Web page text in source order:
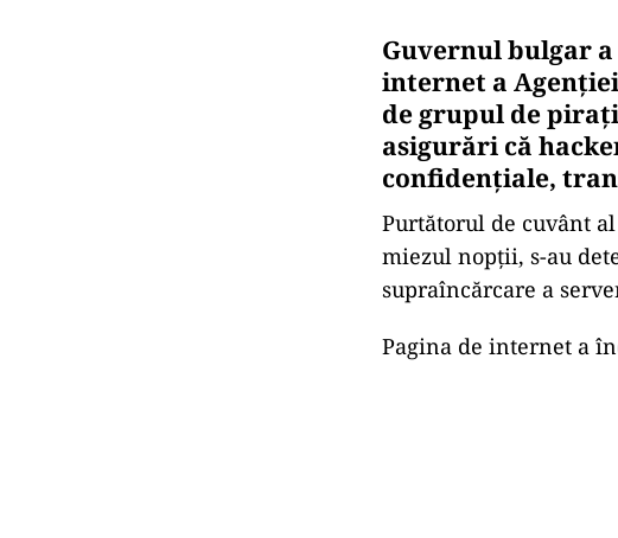
Guvernul bulgar
internet a
de grupul de
asigurări că
confidenţiale,
Purtătorul de cuvânt
miezul nopţii, s-au
supraîncărcare a
Pagina de internet a